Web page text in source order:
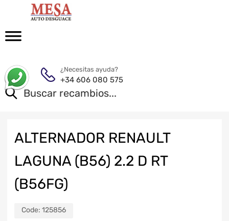
¿Necesitas ayuda?
+34 606 080 575
ALTERNADOR RENAULT
LAGUNA (B56) 2.2 D RT
(B56FG)
Code: 125856